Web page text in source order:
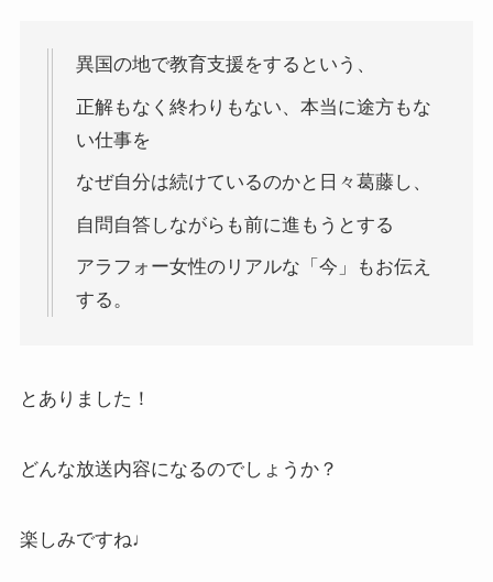
異国の地で教育支援をするという、
正解もなく終わりもない、本当に途方もな
い仕事を
なぜ自分は続けているのかと日々葛藤し、
自問自答しながらも前に進もうとする
アラフォー女性のリアルな「今」もお伝え
する。
とありました！
どんな放送内容になるのでしょうか？
楽しみですね♩